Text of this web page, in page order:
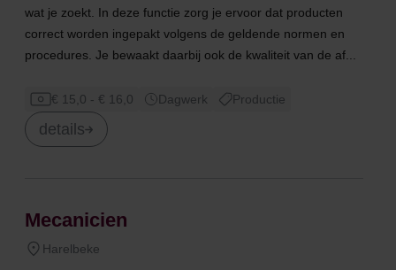
wat je zoekt. In deze functie zorg je ervoor dat producten
correct worden ingepakt volgens de geldende normen en
procedures. Je bewaakt daarbij ook de kwaliteit van de af...
€ 15,0 - € 16,0 Dagwerk Productie
details
Mecanicien
Harelbeke